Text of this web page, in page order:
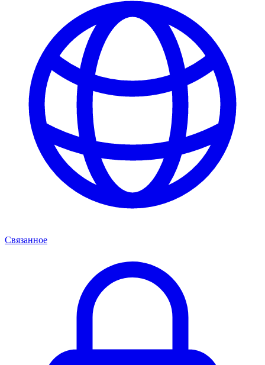
Связанное